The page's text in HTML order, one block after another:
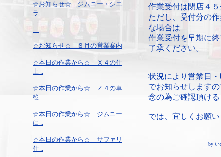
☆お知らせ☆ ジムニー・シエ
ラ ..
☆お知らせ☆ ８月の営業案内
☆本日の作業から☆ Ｘ４の仕
上 ..
☆本日の作業から☆ Ｚ４の車
検 ..
☆本日の作業から☆ ジムニー
に ..
☆本日の作業から☆ サファリ
仕 ..
作業受付は閉店４
ただし、受付分の
な場合は
作業受付を早期に
了承ください。
状況により営業日
でお知らせします
念の為ご確認頂け
では、宜しくお願
by い